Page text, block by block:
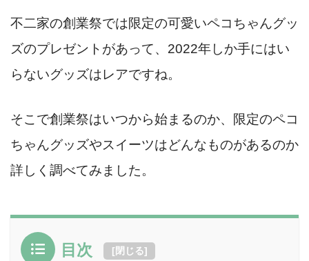
不二家の創業祭では限定の可愛いペコちゃんグッ
ズのプレゼントがあって、2022年しか手にはい
らないグッズはレアですね。
そこで創業祭はいつから始まるのか、限定のペコ
ちゃんグッズやスイーツはどんなものがあるのか
詳しく調べてみました。
目次 [閉じる]